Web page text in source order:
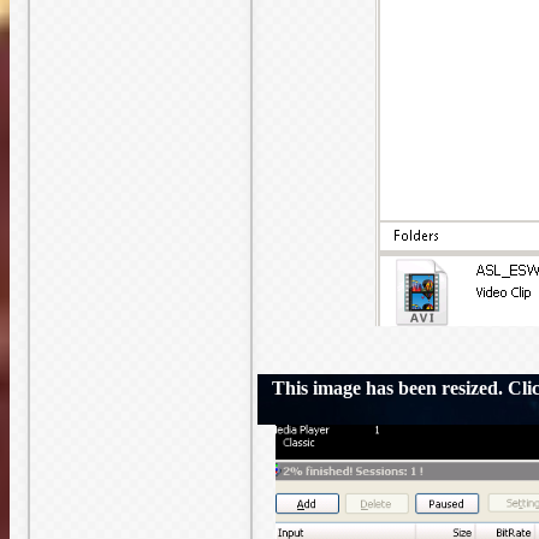
This image has been resized.